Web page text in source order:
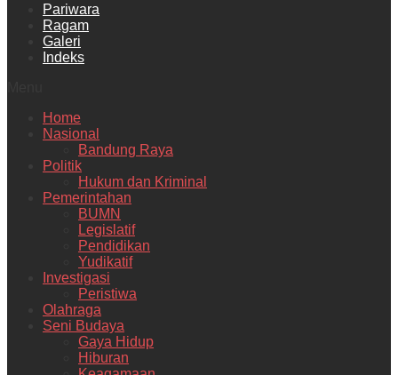
Pariwara
Ragam
Galeri
Indeks
Home
Nasional
Bandung Raya
Politik
Hukum dan Kriminal
Pemerintahan
BUMN
Legislatif
Pendidikan
Yudikatif
Investigasi
Peristiwa
Olahraga
Seni Budaya
Gaya Hidup
Hiburan